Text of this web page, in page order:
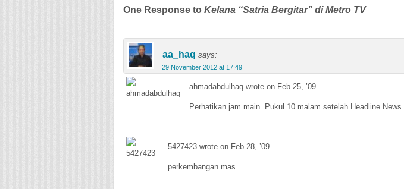
One Response to Kelana “Satria Bergitar” di Metro TV
aa_haq says:
29 November 2012 at 17:49
ahmadabdulhaq wrote on Feb 25, ’09
Perhatikan jam main. Pukul 10 malam setelah Headline News.
5427423 wrote on Feb 28, ’09
perkembangan mas….